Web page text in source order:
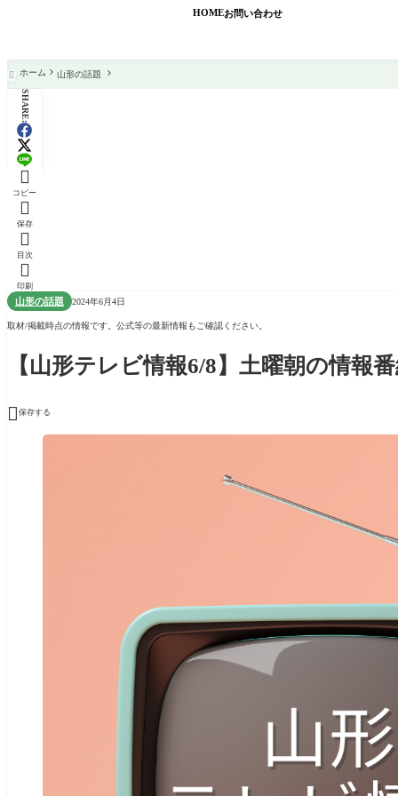
HOMEお問い合わせ
 ホーム 山形の話題
SHARE:

コピー

保存

目次

印刷
山形の話題 2024年6月4日
取材/掲載時点の情報です。公式等の最新情報もご確認ください。
【山形テレビ情報6/8】土曜朝の情報
 保存する